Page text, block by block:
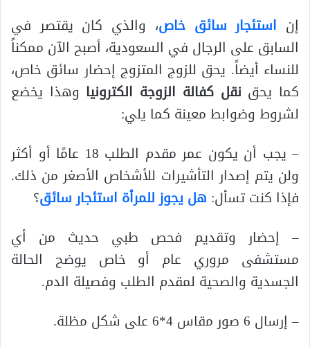
إن استئجار سائق خاص، والذي كان يقتصر في
السابق على الرجال في السعودية، أصبح الآن ممكناً
للنساء أيضاً. يحق للزوج المتزوج إحضار سائق خاص،
كما يحق نقل كفالة الزوجة الكترونيا وهذا يخضع
لشروط وضوابط معينة كما يلي:
– يجب أن يكون عمر مقدم الطلب 18 عامًا أو أكثر
ولن يتم إصدار التأشيرات للأشخاص الأصغر من ذلك.
فإذا كنت تسأل: هل يجوز للمرأة استئجار سائق؟
– إحضار وتقديم فحص طبي حديث من أي
مستشفى مروري عام أو خاص يوضح الحالة
الجسدية والصحية لمقدم الطلب وفصيلة الدم.
– إرسال 6 صور مقاس 4*6 على شكل مظلة.